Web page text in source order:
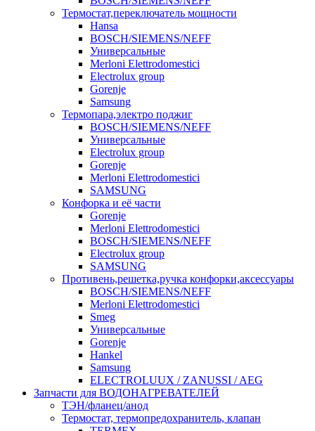
Термостат,переключатель мощности
Hansa
BOSCH/SIEMENS/NEFF
Универсальные
Merloni Elettrodomestici
Electrolux group
Gorenje
Samsung
Термопара,электро поджиг
BOSCH/SIEMENS/NEFF
Универсальные
Electrolux group
Gorenje
Merloni Elettrodomestici
SAMSUNG
Конфорка и её части
Gorenje
Merloni Elettrodomestici
BOSCH/SIEMENS/NEFF
Electrolux group
SAMSUNG
Противень,решетка,ручка конфорки,аксессуары
BOSCH/SIEMENS/NEFF
Merloni Elettrodomestici
Smeg
Универсальные
Gorenje
Hankel
Samsung
ELECTROLUUX / ZANUSSI / AEG
Запчасти для ВОДОНАГРЕВАТЕЛЕЙ
ТЭН/фланец/анод
Термостат, термопредохранитель, клапан